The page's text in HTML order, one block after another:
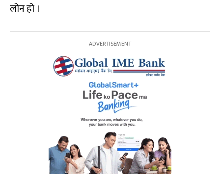
लोन हो ।